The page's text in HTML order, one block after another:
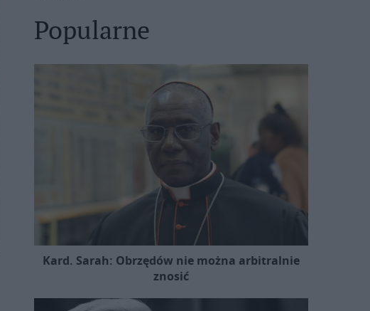
Popularne
Kard. Sarah: Obrzędów nie można arbitralnie
znosić